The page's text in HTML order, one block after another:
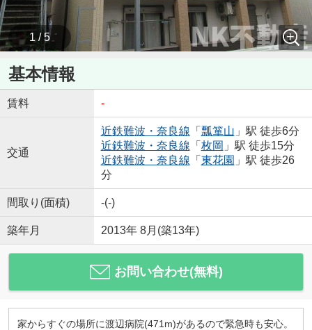
1 / 5
基本情報
賃料 -
交通
近鉄難波・奈良線 「 瓢箪山 」駅 徒歩6分
近鉄難波・奈良線 「 枚岡 」駅 徒歩15分
近鉄難波・奈良線 「 東花園 」駅 徒歩26
分
間取り(面積) -(-)
築年月 2013年 8月(築13年)
お問い合わせ(無料)
家からすぐの場所に渡辺病院(471m)があるので緊急時も安心。